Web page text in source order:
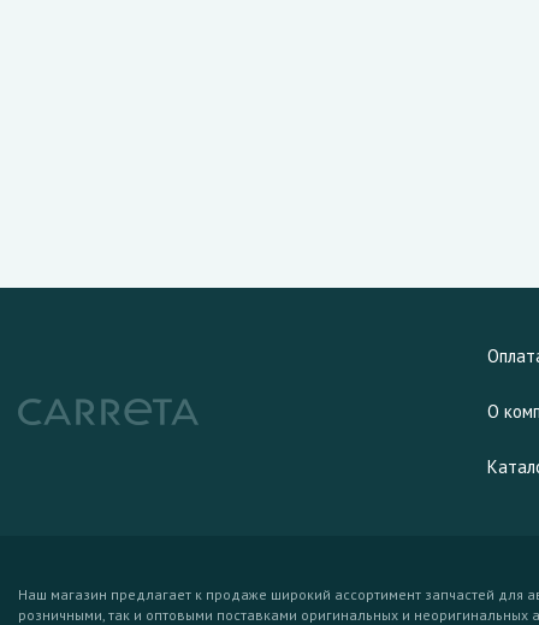
О
Наш магазин предлагает к продаже широкий ассортимент запчастей для
розничными, так и оптовыми поставками оригинальных и неоригинальных